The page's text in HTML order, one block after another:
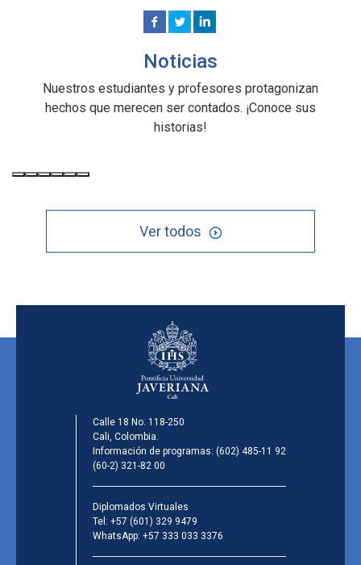
Noticias
Nuestros estudiantes y profesores protagonizan
hechos que merecen ser contados. ¡Conoce sus
historias!
Ver todos
Calle 18 No. 118-250
Cali, Colombia.
Información de programas: (602) 485-11 92
(60-2) 321-82 00
Diplomados Virtuales
Tel: +57 (601) 329 9479
WhatsApp: +57 333 033 3376